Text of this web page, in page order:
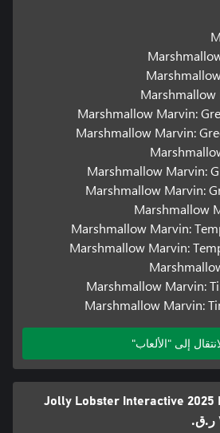
Marshmallow
Marshmallow Marvin:
Marshmallow Marvin:
Marshmallow Marvin:
Marshmallow Marvin:
Marshmallow
Marshmallow Marvin:
Marshmallow Marvin:
Marshmallow Marvin:
Marshmallow Marvin:
إلى "الألعاب"
Jolly Lobster Interactive 2025